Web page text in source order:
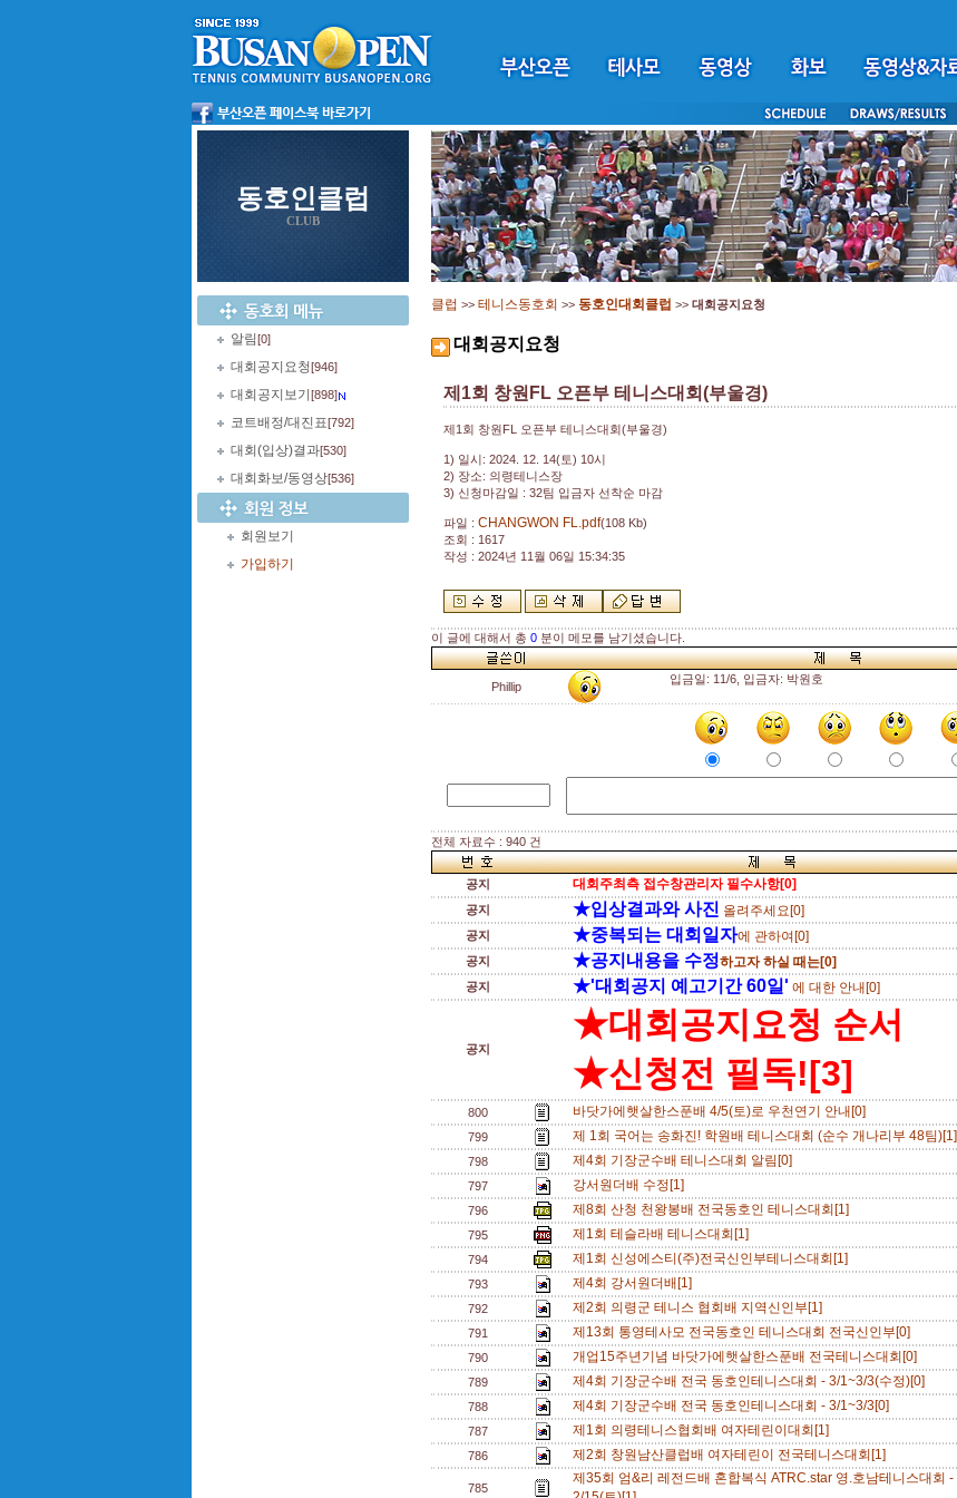
동호인클럽
CLUB
알림[0]
대회공지요청[946]
대회공지보기 [898]
코트배정/대진표[792]
대회(입상)결과[530]
대회화보/동영상[536]
회원보기
가입하기
클럽 >> 테니스동호회 >> 동호인대회클럽 >> 대회공지요청
대회공지요청
제1회 창원FL 오픈부 테니스대회(부울경)
제1회 창원FL 오픈부 테니스대회(부울경)
1) 일시: 2024. 12. 14(토) 10시
2) 장소: 의령테니스장
3) 신청마감일 : 32팀 입금자 선착순 마감
파일 : CHANGWON FL.pdf(108 Kb)
조회 : 1617
작성 : 2024년 11월 06일 15:34:35
이 글에 대해서 총 0 분이 메모를 남기셨습니다.
Phillip
입금일: 11/6, 입금자: 박원호
전체 자료수 : 940 건
공지 대회주최측 접수창관리자 필수사항[0]
공지
★입상결과와 사진 올려주세요[0]
공지
★중복되는 대회일자에 관하여[0]
공지
★공지내용을 수정하고자 하실 때는[0]
공지
★'대회공지 예고기간 60일' 에 대한 안내[0]
공지
★대회공지요청 순서
★신청전 필독![3]
800 바닷가에햇살한스푼배 4/5(토)로 우천연기 안내[0]
799
제 1회 국어는 송화진! 학원배 테니스대회 (순수 개나리부 48팀)[1]
798
제4회 기장군수배 테니스대회 알림[0]
797
강서원더배 수정[1]
796
제8회 산청 천왕봉배 전국동호인 테니스대회[1]
795
제1회 테슬라배 테니스대회[1]
794
제1회 신성에스티(주)전국신인부테니스대회[1]
793
제4회 강서원더배[1]
792
제2회 의령군 테니스 협회배 지역신인부[1]
791
제13회 통영테사모 전국동호인 테니스대회 전국신인부[0]
790
개업15주년기념 바닷가에햇살한스푼배 전국테니스대회[0]
789
제4회 기장군수배 전국 동호인테니스대회 - 3/1~3/3(수정)[0]
788
제4회 기장군수배 전국 동호인테니스대회 - 3/1~3/3[0]
787
제1회 의령테니스협회배 여자테린이대회[1]
786
제2회 창원남산클럽배 여자테린이 전국테니스대회[1]
785
제35회 엄&리 레전드배 혼합복식 ATRC.star 영.호남테니스대회 -